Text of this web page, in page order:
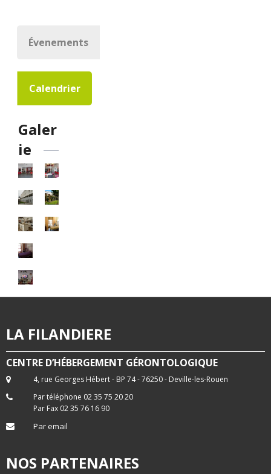
Évenements
Calendrier
Galer
ie
LA FILANDIERE
CENTRE D’HÉBERGEMENT GÉRONTOLOGIQUE
4, rue Georges Hébert - BP 74 - 76250 - Deville-les-Rouen
Par téléphone 02 35 75 20 20
Par Fax 02 35 76 16 90
Par email
NOS PARTENAIRES